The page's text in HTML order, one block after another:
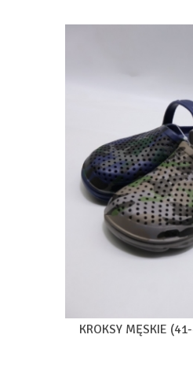
KROKSY MĘSKIE